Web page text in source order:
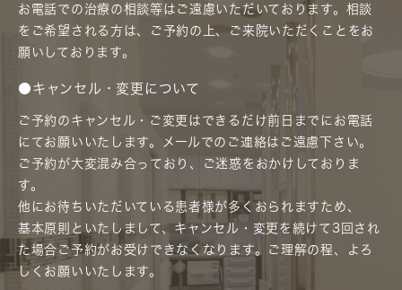
お電話での治療の相談等はご遠慮いただいております。相談
をご希望される方は、ご予約の上、ご来院いただくことをお
願いしております。
●キャンセル・変更について
ご予約のキャンセル・ご変更はできるだけ前日までにお電話
にてお願いいたします。メールでのご連絡はご遠慮下さい。
ご予約が大変混み合っており、ご迷惑をおかけしておりま
す。
他にお待ちいただいている患者様が多くおられますため、
基本原則といたしまして、キャンセル・変更を続けて3回され
た場合ご予約がお受けできなくなります。ご理解の程、よろ
しくお願いいたします。